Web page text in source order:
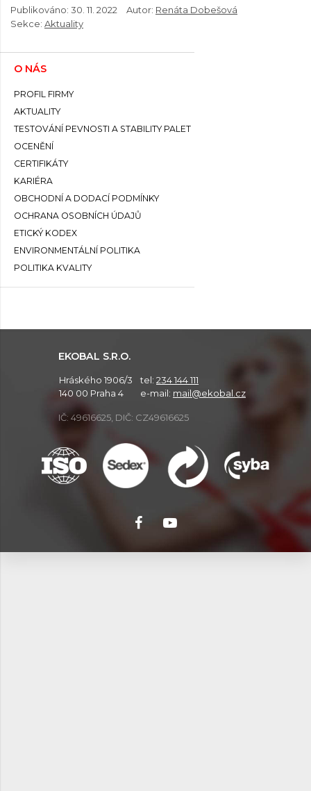
Publikováno: 30. 11. 2022 Autor: Renáta Dobešová
Sekce: Aktuality
O NÁS
PROFIL FIRMY
AKTUALITY
TESTOVÁNÍ PEVNOSTI A STABILITY PALET
OCENĚNÍ
CERTIFIKÁTY
KARIÉRA
OBCHODNÍ A DODACÍ PODMÍNKY
OCHRANA OSOBNÍCH ÚDAJŮ
ETICKÝ KODEX
ENVIRONMENTÁLNÍ POLITIKA
POLITIKA KVALITY
EKOBAL S.R.O.
Hráského 1906/3
140 00 Praha 4
tel: 234 144 111
e-mail: mail@ekobal.cz
IČ: 49616625, DIČ: CZ49616625